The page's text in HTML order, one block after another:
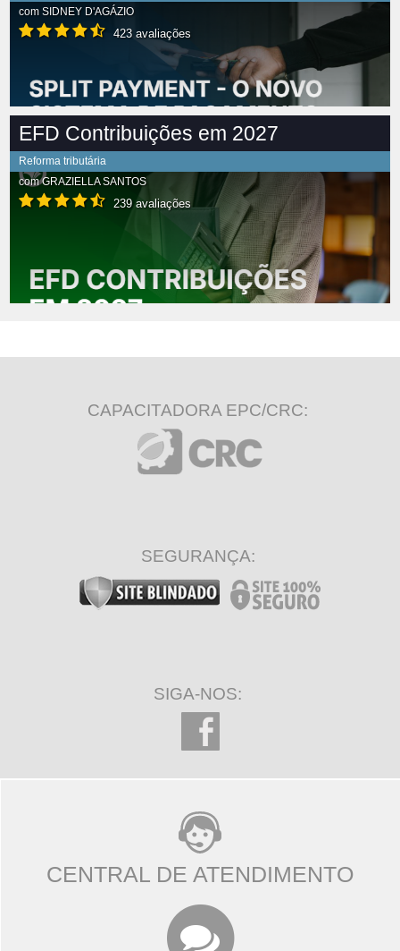
com SIDNEY D'AGÁZIO
423 avaliações
EFD Contribuições em 2027
Reforma tributária
comGRAZIELLA SANTOS
239 avaliações
CAPACITADORA EPC/CRC:
SEGURANÇA:
SIGA-NOS:
CENTRAL DE ATENDIMENTO